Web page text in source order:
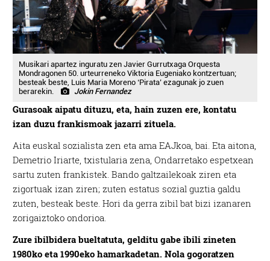
Musikari apartez inguratu zen Javier Gurrutxaga Orquesta
Mondragonen 50. urteurreneko Viktoria Eugeniako kontzertuan;
besteak beste, Luis Maria Moreno ‘Pirata’ ezagunak jo zuen
berarekin.
Jokin Fernandez
Gurasoak aipatu dituzu, eta, hain zuzen ere, kontatu
izan duzu frankismoak jazarri zituela.
Aita euskal sozialista zen eta ama EAJkoa, bai. Eta aitona,
Demetrio Iriarte, txistularia zena, Ondarretako espetxean
sartu zuten frankistek. Bando galtzailekoak ziren eta
zigortuak izan ziren; zuten estatus sozial guztia galdu
zuten, besteak beste. Hori da gerra zibil bat bizi izanaren
zorigaiztoko ondorioa.
Zure ibilbidera bueltatuta, gelditu gabe ibili zineten
1980ko eta 1990eko hamarkadetan. Nola gogoratzen